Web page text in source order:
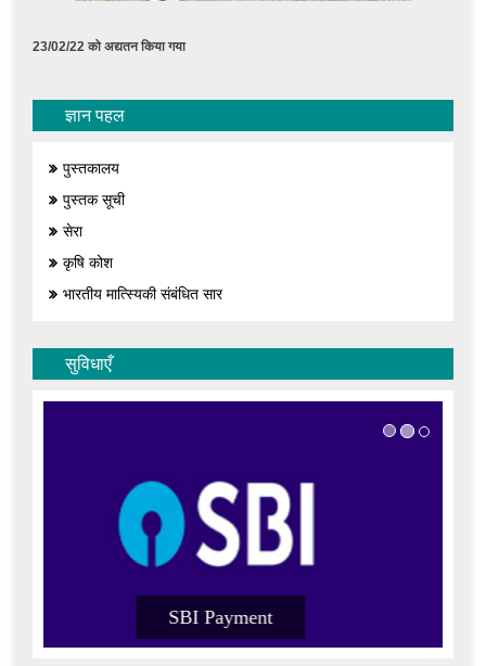
23/02/22 को अद्यतन किया गया
ज्ञान पहल
पुस्तकालय
पुस्तक सूची
सेरा
कृषि कोश
भारतीय मात्स्यिकी संबंधित सार
सुविधाएँ
SBI Payment